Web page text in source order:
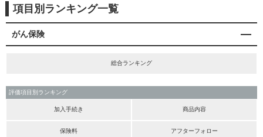
項目別ランキング一覧
がん保険
総合ランキング
評価項目別ランキング
加入手続き 商品内容
保険料 アフターフォロー